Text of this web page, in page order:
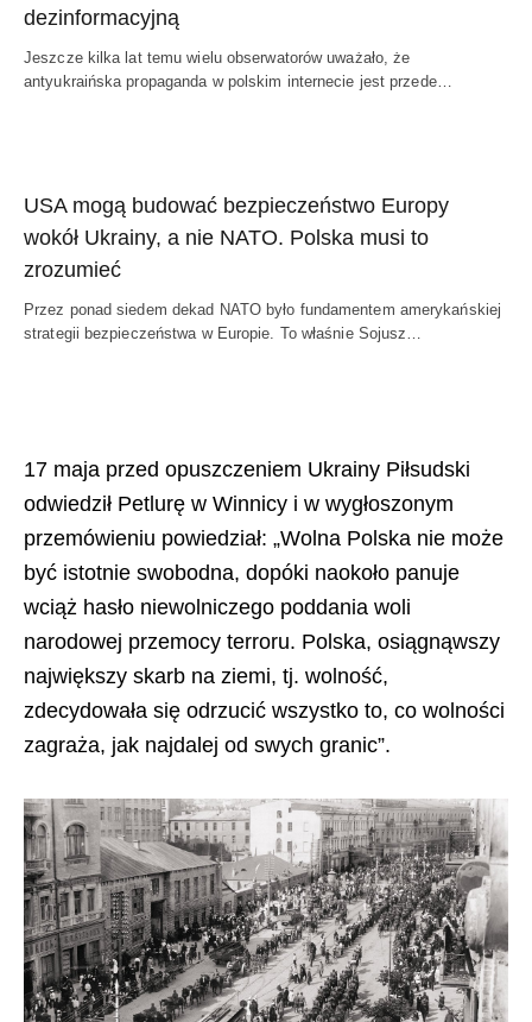
dezinformacyjną
Jeszcze kilka lat temu wielu obserwatorów uważało, że
antyukraińska propaganda w polskim internecie jest przede…
USA mogą budować bezpieczeństwo Europy
wokół Ukrainy, a nie NATO. Polska musi to
zrozumieć
Przez ponad siedem dekad NATO było fundamentem amerykańskiej
strategii bezpieczeństwa w Europie. To właśnie Sojusz…
17 maja przed opuszczeniem Ukrainy Piłsudski
odwiedził Petlurę w Winnicy i w wygłoszonym
przemówieniu powiedział: „Wolna Polska nie może
być istotnie swobodna, dopóki naokoło panuje
wciąż hasło niewolniczego poddania woli
narodowej przemocy terroru. Polska, osiągnąwszy
największy skarb na ziemi, tj. wolność,
zdecydowała się odrzucić wszystko to, co wolności
zagraża, jak najdalej od swych granic”.